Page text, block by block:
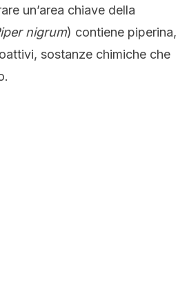
un’area chiave della
nigrum) contiene piperina,
sostanze chimiche che